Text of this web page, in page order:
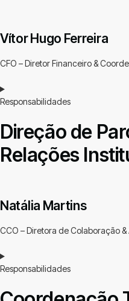
Vítor Hugo Ferreira
CFO – Diretor Financeiro &
Responsabilidades
Direção de
Relações
Natália Martins
CCO – Diretora de Colaboração &
Responsabilidades